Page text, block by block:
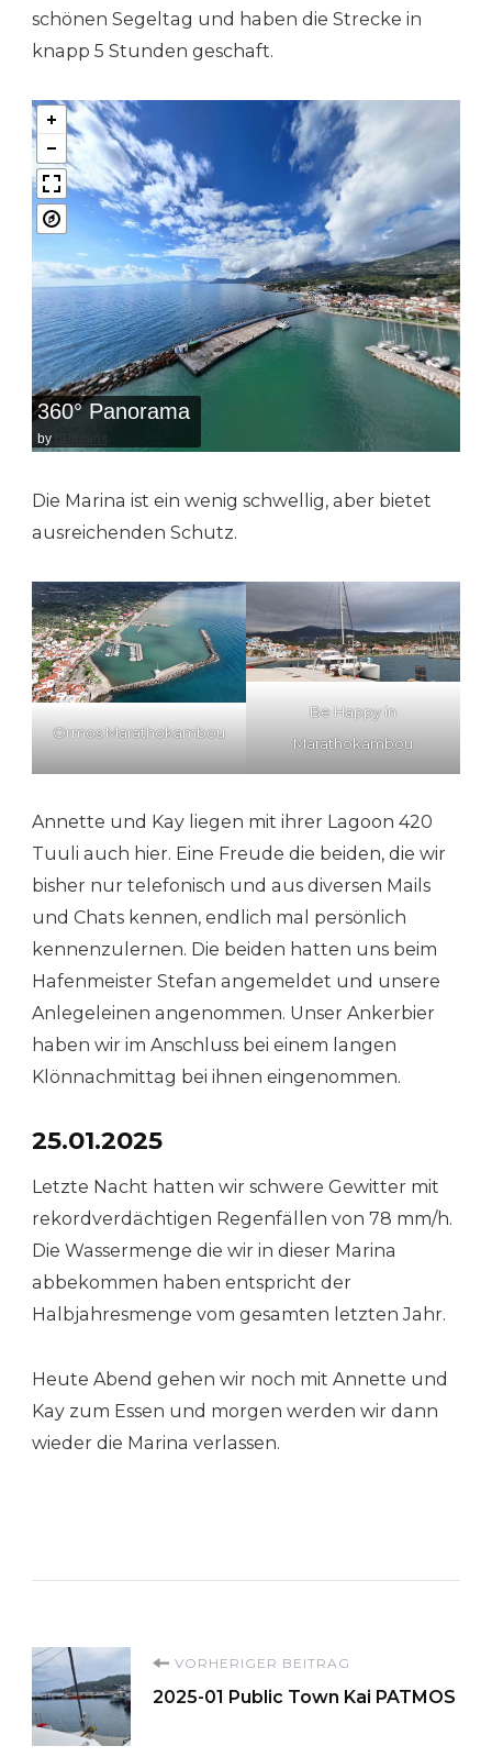
schönen Segeltag und haben die Strecke in
knapp 5 Stunden geschaft.
360° Panorama
by bPlugins
Die Marina ist ein wenig schwellig, aber bietet
ausreichenden Schutz.
Ormos Marathokambou
Be Happy in
Marathokambou
Annette und Kay liegen mit ihrer Lagoon 420
Tuuli auch hier. Eine Freude die beiden, die wir
bisher nur telefonisch und aus diversen Mails
und Chats kennen, endlich mal persönlich
kennenzulernen. Die beiden hatten uns beim
Hafenmeister Stefan angemeldet und unsere
Anlegeleinen angenommen. Unser Ankerbier
haben wir im Anschluss bei einem langen
Klönnachmittag bei ihnen eingenommen.
25.01.2025
Letzte Nacht hatten wir schwere Gewitter mit
rekordverdächtigen Regenfällen von 78 mm/h.
Die Wassermenge die wir in dieser Marina
abbekommen haben entspricht der
Halbjahresmenge vom gesamten letzten Jahr.
Heute Abend gehen wir noch mit Annette und
Kay zum Essen und morgen werden wir dann
wieder die Marina verlassen.
Beitragsnavigation
VORHERIGER BEITRAG
2025-01 Public Town Kai PATMOS